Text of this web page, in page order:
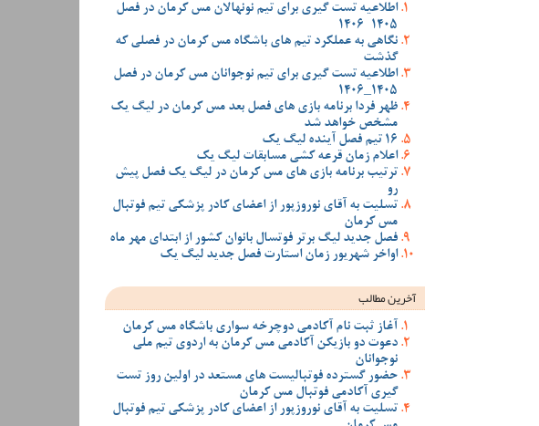
اطلاعیه تست گیری برای تیم نونهالان مس کرمان در فصل
1405-1406
نگاهی به عملکرد تیم های باشگاه مس کرمان در فصلی که
گذشت
اطلاعیه تست گیری برای تیم نوجوانان مس کرمان در فصل
1405_1406
ظهر فردا برنامه بازی های فصل بعد مس کرمان در لیگ یک
مشخص خواهد شد
16 تیم فصل آینده لیگ یک
اعلام زمان قرعه کشی مسابقات لیگ یک
ترتیب برنامه بازی های مس کرمان در لیگ یک فصل پیش
رو
تسلیت به آقای نوروزپور از اعضای کادر پزشکی تیم فوتبال
مس کرمان
فصل جدید لیگ برتر فوتسال بانوان کشور از ابتدای مهر ماه
اواخر شهریور زمان استارت فصل جدید لیگ یک
آخرین مطالب
آغاز ثبت نام آکادمی دوچرخه سواری باشگاه مس کرمان
دعوت دو بازیکن آکادمی مس کرمان به اردوی تیم ملی
نوجوانان
حضور گسترده فوتبالیست های مستعد در اولین روز تست
گیری آکادمی فوتبال مس کرمان
تسلیت به آقای نوروزپور از اعضای کادر پزشکی تیم فوتبال